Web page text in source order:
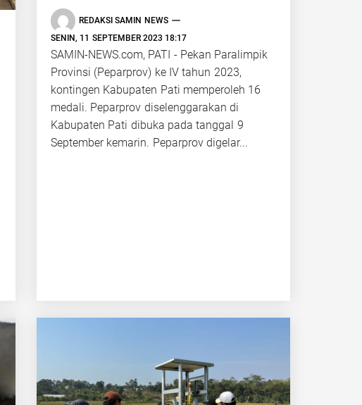
REDAKSI SAMIN NEWS
SENIN, 11 SEPTEMBER 2023 18:17
SAMIN-NEWS.com, PATI - Pekan Paralimpik
Provinsi (Peparprov) ke IV tahun 2023,
kontingen Kabupaten Pati memperoleh 16
medali. Peparprov diselenggarakan di
Kabupaten Pati dibuka pada tanggal 9
September kemarin. Peparprov digelar...